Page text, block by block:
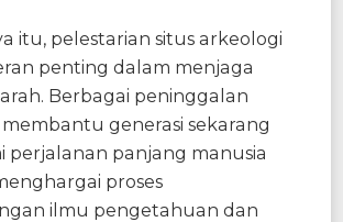
itu, pelestarian situs arkeologi
penting dalam menjaga
Berbagai peninggalan
generasi sekarang
perjalanan panjang manusia
proses
ilmu pengetahuan dan